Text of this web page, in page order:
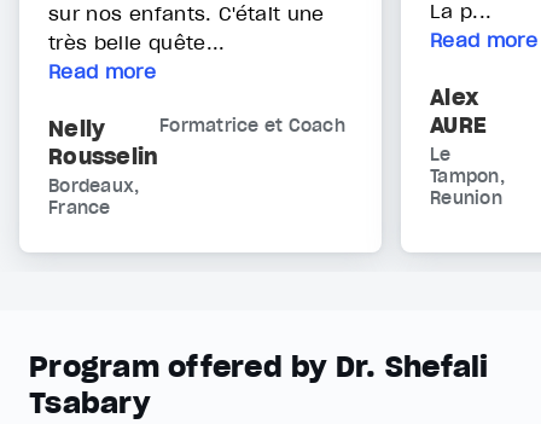
sur nos enfants. C'était une
très belle quête...
Read more
Nelly
Rousselin
Formatrice et Coach
Bordeaux,
France
La p...
Read more
Alex
AURE
Le
Tampon,
Reunion
Program offered by Dr. Shefali
Tsabary